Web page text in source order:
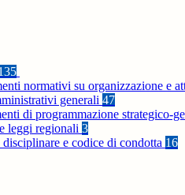
normativi su organizzazione e
generali 47
di programmazione strategico-
leggi regionali 3
e codice di condotta 16